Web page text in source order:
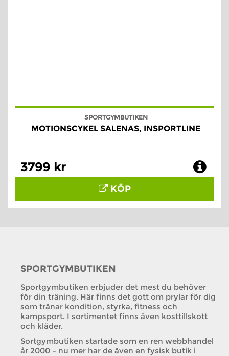
SPORTGYMBUTIKEN
MOTIONSCYKEL SALENAS, INSPORTLINE
3799 kr
KÖP
SPORTGYMBUTIKEN
Sportgymbutiken erbjuder det mest du behöver
för din träning. Här finns det gott om prylar för dig
som tränar kondition, styrka, fitness och
kampsport. I sortimentet finns även kosttillskott
och kläder.
Sortgymbutiken startade som en ren webbhandel
år 2000 – nu mer har de även en fysisk butik i